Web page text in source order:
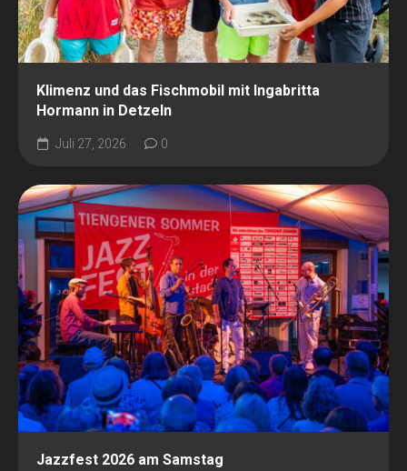
Klimenz und das Fischmobil mit Ingabritta
Hormann in Detzeln
Juli 27, 2026 0
Jazzfest 2026 am Samstag